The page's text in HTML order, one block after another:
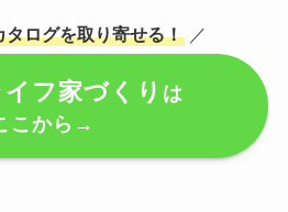
ログを取り寄せる！ ／
フ家づくり は
こから→